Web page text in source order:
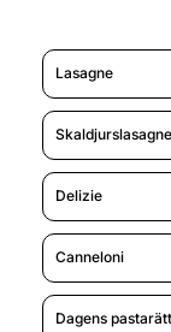
Lasagne
Skaldjurslasagne
Delizie
Canneloni
Dagens